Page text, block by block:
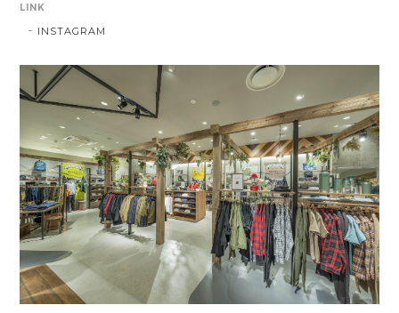
LINK
INSTAGRAM